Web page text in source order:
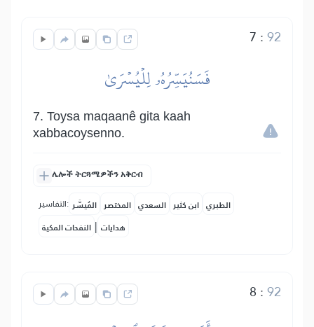
7 :92
فَسَنُيَسِّرُهُۥ لِلۡيُسۡرَىٰ
7. Toysa maqaanê gita kaah
xabbacoysenno.
ሌሎች ትርጓሜዎችን አቅርብ
التفاسير: المُيسَّر المختصر السعدي ابن كثير الطبري
النفحات المكية | هدايات
8 :92